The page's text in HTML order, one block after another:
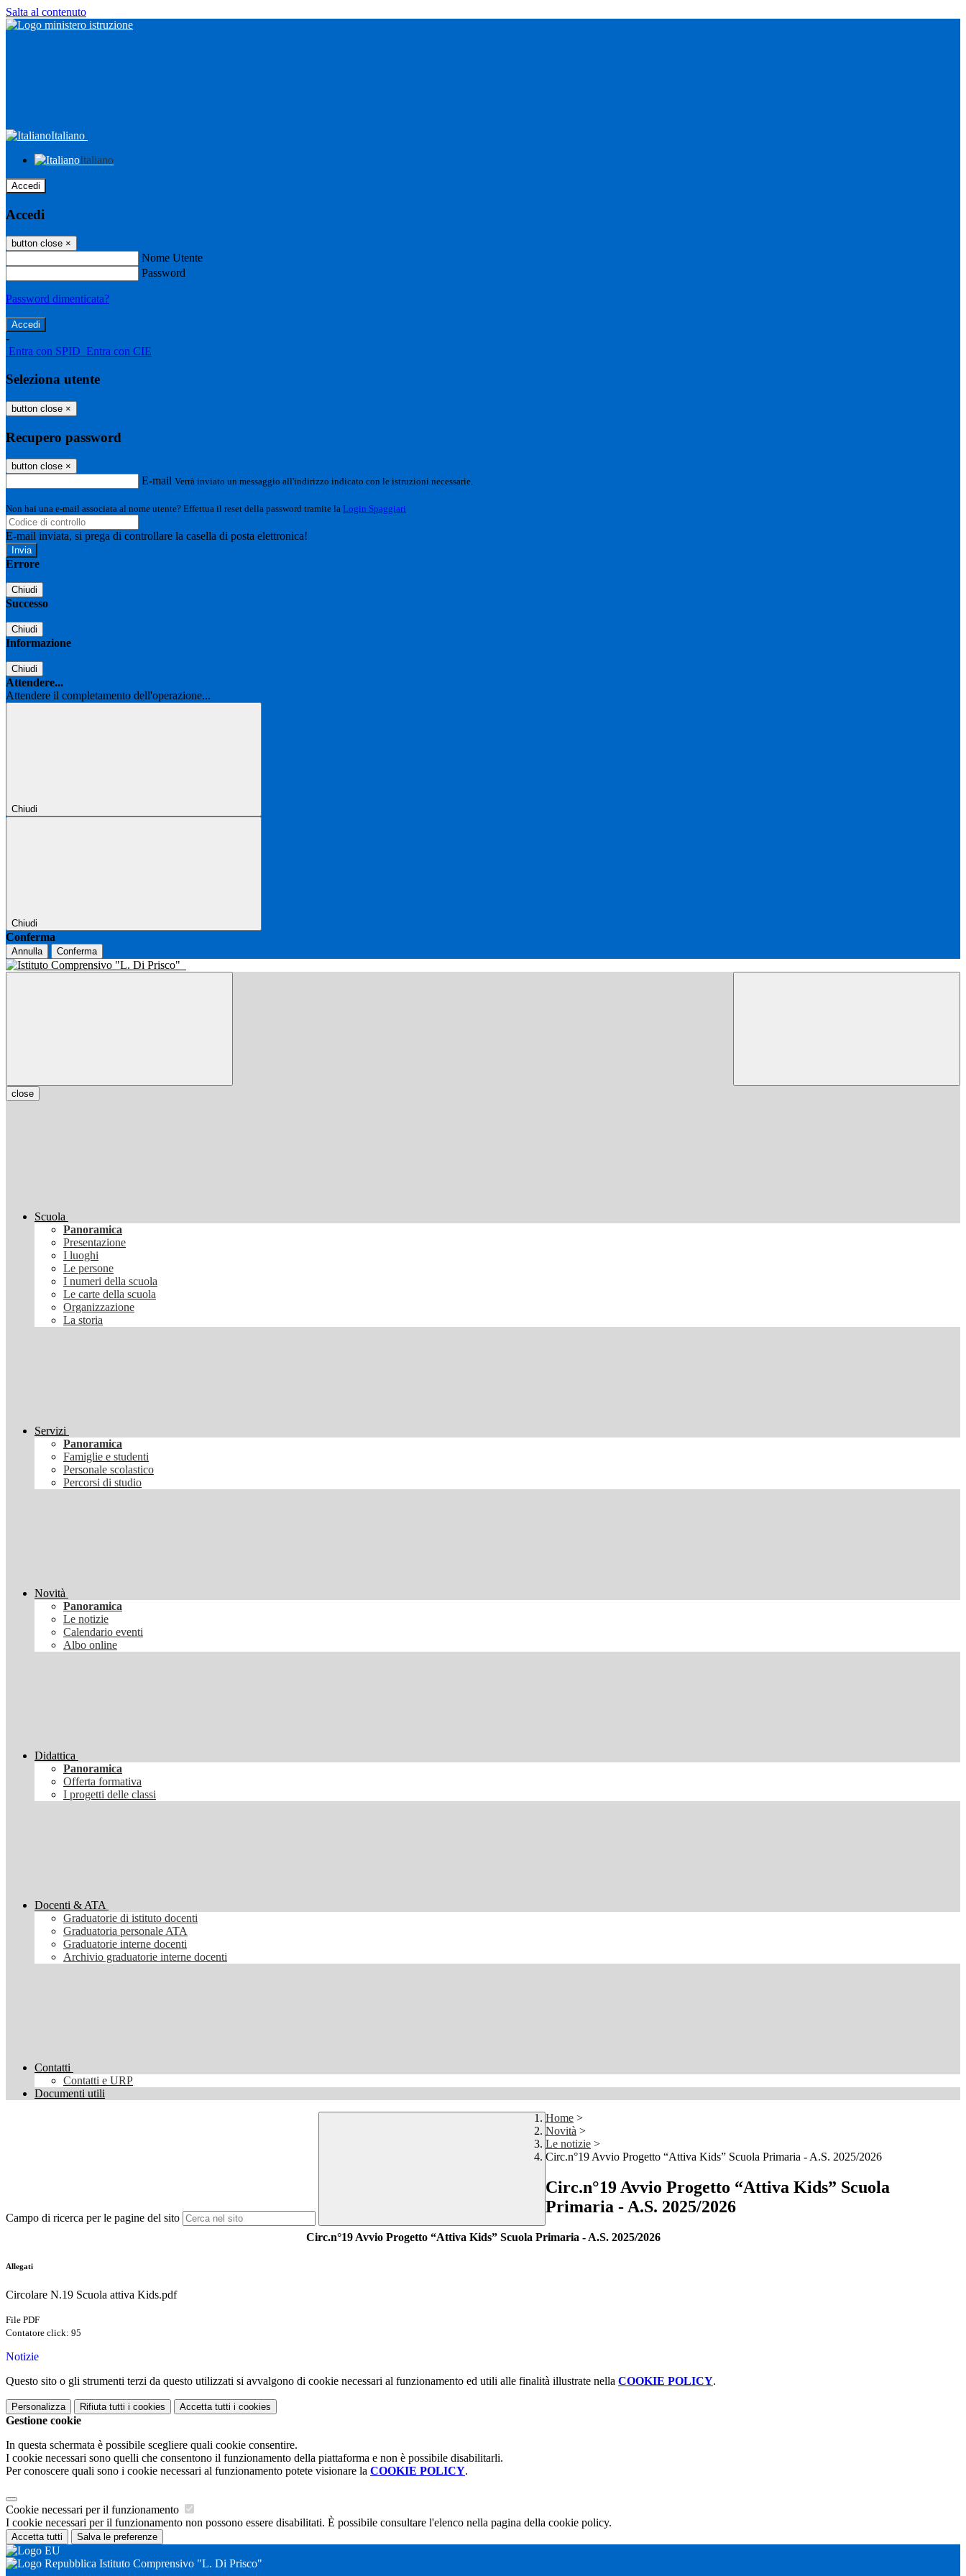
Salta al contenuto
Italiano
Italiano
Accedi
Accedi
button close ×
Nome Utente
Password
Password dimenticata?
-
Entra con SPID Entra con CIE
Seleziona utente
button close ×
Recupero password
button close ×
E-mail Verrà inviato un messaggio all'indirizzo indicato con le istruzioni necessarie.
Non hai una e-mail associata al nome utente? Effettua il reset della password tramite la Login Spaggiari
E-mail inviata, si prega di controllare la casella di posta elettronica!
Errore
Chiudi
Successo
Chiudi
Informazione
Chiudi
Attendere...
Attendere il completamento dell'operazione...
Chiudi
Chiudi
Conferma
Annulla Conferma
close
Scuola
Panoramica
Presentazione
I luoghi
Le persone
I numeri della scuola
Le carte della scuola
Organizzazione
La storia
Servizi
Panoramica
Famiglie e studenti
Personale scolastico
Percorsi di studio
Novità
Panoramica
Le notizie
Calendario eventi
Albo online
Didattica
Panoramica
Offerta formativa
I progetti delle classi
Docenti & ATA
Graduatorie di istituto docenti
Graduatoria personale ATA
Graduatorie interne docenti
Archivio graduatorie interne docenti
Contatti
Contatti e URP
Documenti utili
Campo di ricerca per le pagine del sito
Home >
Novità >
Le notizie >
Circ.n°19 Avvio Progetto “Attiva Kids” Scuola Primaria - A.S. 2025/2026
Circ.n°19 Avvio Progetto “Attiva Kids” Scuola
Primaria - A.S. 2025/2026
Circ.n°19 Avvio Progetto “Attiva Kids” Scuola Primaria - A.S. 2025/2026
Allegati
Circolare N.19 Scuola attiva Kids.pdf
File PDF
Contatore click: 95
Notizie
Questo sito o gli strumenti terzi da questo utilizzati si avvalgono di cookie necessari al funzionamento ed utili alle finalità illustrate nella COOKIE POLICY.
Personalizza Rifiuta tutti i cookies Accetta tutti i cookies
Gestione cookie
In questa schermata è possibile scegliere quali cookie consentire.
I cookie necessari sono quelli che consentono il funzionamento della piattaforma e non è possibile disabilitarli.
Per conoscere quali sono i cookie necessari al funzionamento potete visionare la COOKIE POLICY.
Cookie necessari per il funzionamento
I cookie necessari per il funzionamento non possono essere disabilitati. È possibile consultare l'elenco nella pagina della cookie policy.
Accetta tutti Salva le preferenze
Istituto Comprensivo "L. Di Prisco"